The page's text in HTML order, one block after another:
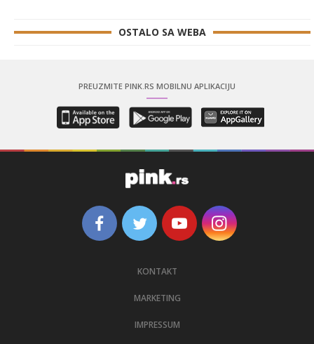
OSTALO SA WEBA
PREUZMITE PINK.RS MOBILNU APLIKACIJU
KONTAKT
MARKETING
IMPRESSUM